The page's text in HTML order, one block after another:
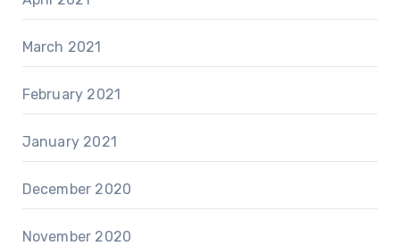
March 2021
February 2021
January 2021
December 2020
November 2020